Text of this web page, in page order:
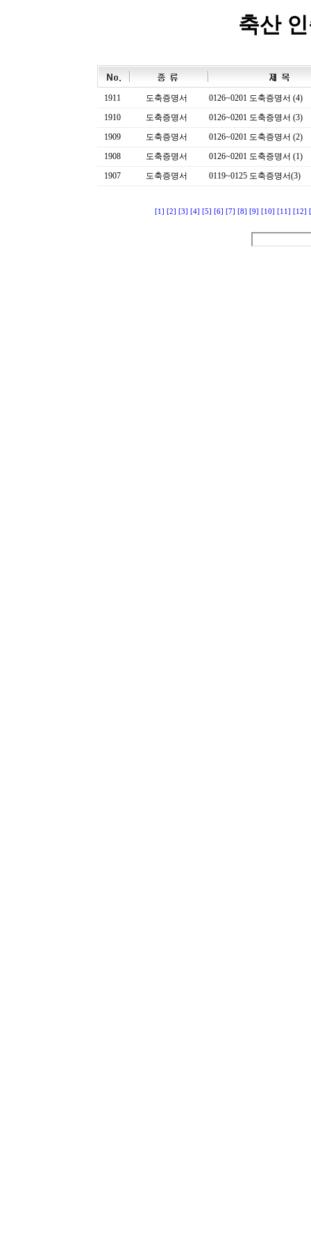
축산
1911 도축증명서
0126~0201 도축증명서 (4)
1910
도축증명서
0126~0201 도축증명서 (3)
1909
도축증명서
0126~0201 도축증명서 (2)
1908
도축증명서
0126~0201 도축증명서 (1)
1907
도축증명서 0119~0125 도축증명서(3)
[1] [2] [3] [4] [5] [6] [7] [8] [9] [10] [11] [12]